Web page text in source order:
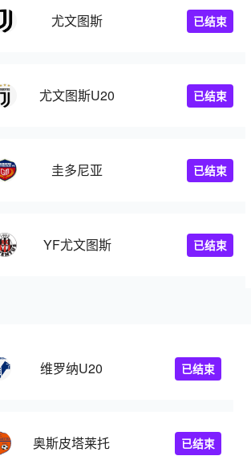
尤文图斯 已结束
尤文图斯U20 已结束
圭多尼亚 已结束
YF尤文图斯 已结束
维罗纳U20 已结束
奥斯皮塔莱托 已结束